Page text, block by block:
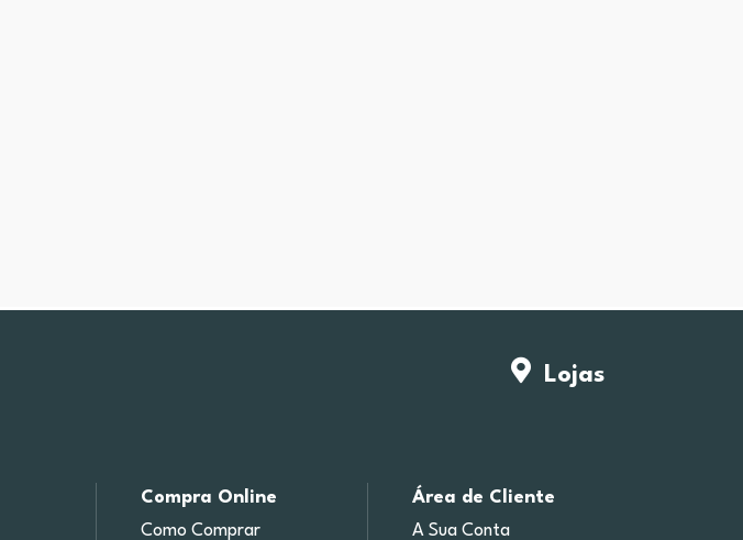
Lojas
Compra Online
Como Comprar
Área de Cliente
A Sua Conta